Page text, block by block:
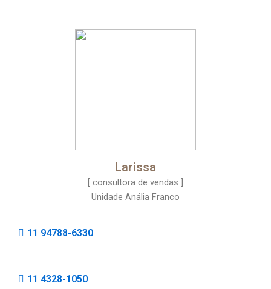
Larissa
[ consultora de vendas ]
Unidade Anália Franco
11 94788-6330
11 4328-1050